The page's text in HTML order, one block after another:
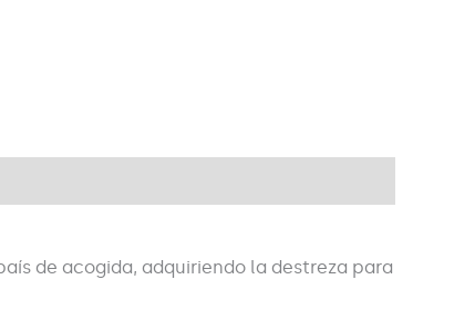
de acogida, adquiriendo la destreza para